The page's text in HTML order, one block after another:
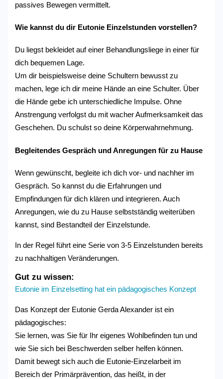
passives Bewegen vermittelt.
Wie kannst du dir Eutonie Einzelstunden vorstellen?
Du liegst bekleidet auf einer Behandlungsliege in einer für
dich bequemen Lage.
Um dir beispielsweise deine Schultern bewusst zu
machen, lege ich dir meine Hände an eine Schulter. Über
die Hände gebe ich unterschiedliche Impulse. Ohne
Anstrengung verfolgst du mit wacher Aufmerksamkeit das
Geschehen. Du schulst so deine Körperwahrnehmung.
Begleitendes Gespräch und Anregungen für zu Hause
Wenn gewünscht, begleite ich dich vor- und nachher im
Gespräch. So kannst du die Erfahrungen und
Empfindungen für dich klären und integrieren. Auch
Anregungen, wie du zu Hause selbstständig weiterüben
kannst, sind Bestandteil der Einzelstunde.
In der Regel führt eine Serie von 3-5 Einzelstunden bereits
zu nachhaltigen Veränderungen.
Gut zu wissen:
Eutonie im Einzelsetting hat ein pädagogisches Konzept
Das Konzept der Eutonie Gerda Alexander ist ein
pädagogisches:
Sie lernen, was Sie für Ihr eigenes Wohlbefinden tun und
wie Sie sich bei Beschwerden selber helfen können.
Damit bewegt sich auch die Eutonie-Einzelarbeit im
Bereich der Primärprävention, das heißt, in der